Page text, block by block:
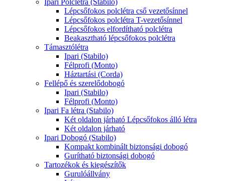
Ipari Polclétra (Stabilo)
Lépcsőfokos polclétra cső vezetősínnel
Lépcsőfokos polclétra T-vezetősínnel
Lépcsőfokos elfordítható polclétra
Beakasztható lépcsőfokos polclétra
Támasztólétra
Ipari (Stabilo)
Félprofi (Monto)
Háztartási (Corda)
Fellépő és szerelődobogó
Ipari (Stabilo)
Félprofi (Monto)
Ipari Fa létra (Stabilo)
Két oldalon járható Lépcsőfokos álló létra
Két oldalon járható
Ipari Dobogó (Stabilo)
Kompakt kombinált biztonsági dobogó
Gurítható biztonsági dobogó
Tartozékok és kiegészítők
Gurulóállvány